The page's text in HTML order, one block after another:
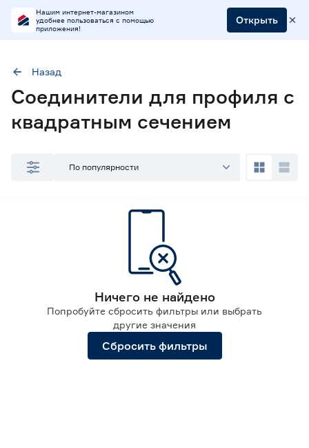
Нашим интернет-магазином
удобнее пользоваться с помощью
приложения!
Открыть
Наличие в магазинах
ул. Селезнева, 4
Назад
Соединители для профиля с
квадратным сечением
По популярности
Ничего не найдено
Попробуйте сбросить фильтры или выбрать
другие значения
Сбросить фильтры